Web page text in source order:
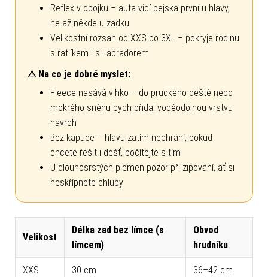
Reflex v obojku – auta vidí pejska první u hlavy,
ne až někde u zadku
Velikostní rozsah od XXS po 3XL – pokryje rodinu
s ratlíkem i s Labradorem
⚠ Na co je dobré myslet:
Fleece nasává vlhko – do prudkého deště nebo
mokrého sněhu bych přidal voděodolnou vrstvu
navrch
Bez kapuce – hlavu zatím nechrání, pokud
chcete řešit i déšť, počítejte s tím
U dlouhosrstých plemen pozor při zipování, ať si
neskřípnete chlupy
Velikost
Délka zad bez límce (s
límcem)
Obvod
hrudníku
XXS 30 cm 36–42 cm